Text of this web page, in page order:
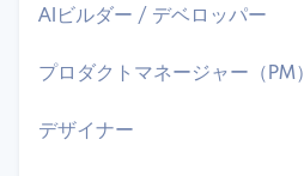
​AIビルダー / デベロッパー
​プロダクトマネージャー（PM）
​デザイナー